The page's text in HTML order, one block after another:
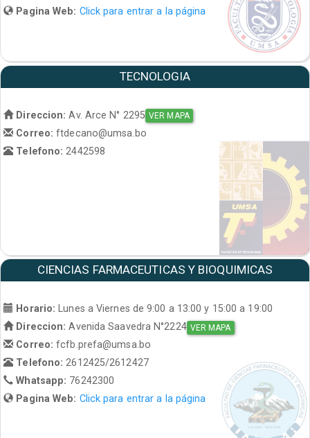
Pagina Web: Click para entrar a la página
TECNOLOGIA
Direccion: Av. Arce N° 2295 VER MAPA
Correo:ftdecano@umsa.bo
Telefono: 2442598
CIENCIAS FARMACEUTICAS Y BIOQUIMICAS
Horario: Lunes a Viernes de 9:00 a 13:00 y 15:00 a 19:00
Direccion: Avenida Saavedra N°2224 VER MAPA
Correo:fcfb.prefa@umsa.bo
Telefono:2612425/2612427
Whatsapp: 76242300
Pagina Web: Click para entrar a la página